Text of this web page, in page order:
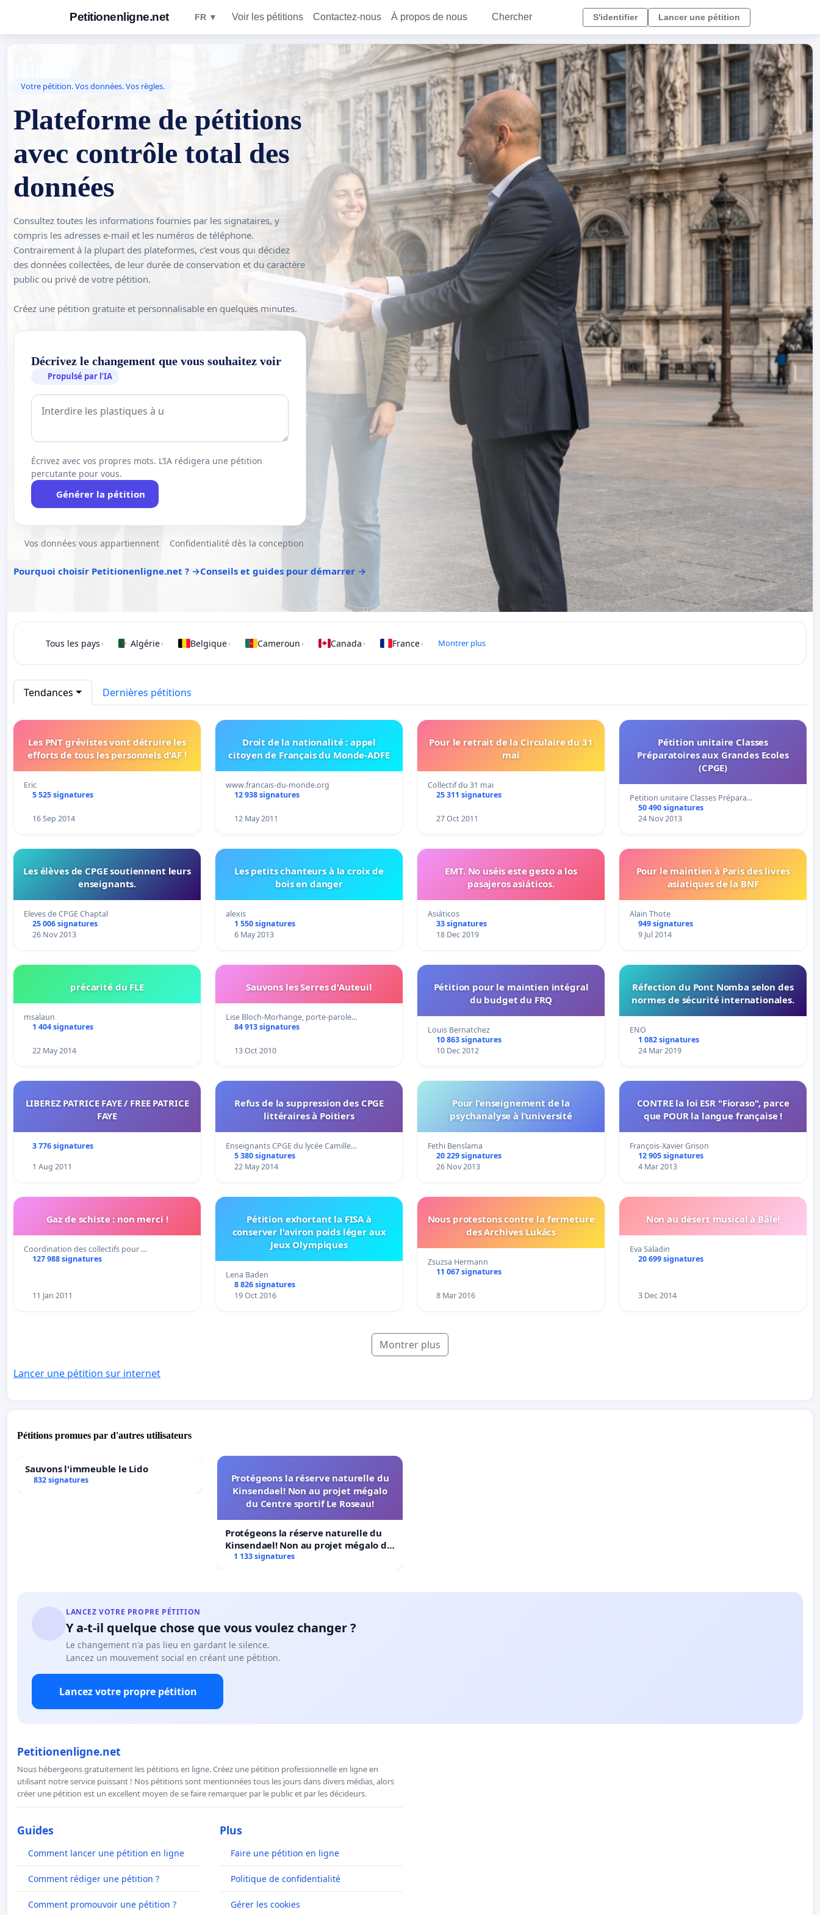
Petitionenligne.net FR ▼ Voir les pétitions Contactez-nous À propos de nous Chercher S'identifier Lancer une pétition
Votre pétition. Vos données. Vos règles.
Plateforme de pétitions
avec contrôle total des
données
Consultez toutes les informations fournies par les signataires, y
compris les adresses e-mail et les numéros de téléphone.
Contrairement à la plupart des plateformes, c’est vous qui décidez
des données collectées, de leur durée de conservation et du caractère
public ou privé de votre pétition.
Créez une pétition gratuite et personnalisable en quelques minutes.
Décrivez le changement que vous souhaitez voir
Propulsé par l’IA
Écrivez avec vos propres mots. L’IA rédigera une pétition
percutante pour vous.
Générer la pétition
Vos données vous appartiennent Confidentialité dès la conception
Pourquoi choisir Petitionenligne.net ? →Conseils et guides pour démarrer →
Tous les pays › Algérie› Belgique› Cameroun › Canada › France› Montrer plus
Tendances Dernières pétitions
Les PNT grévistes vont détruire les
efforts de tous les personnels d'AF !
Eric
5 525 signatures
16 Sep 2014
Droit de la nationalité : appel
citoyen de Français du Monde-ADFE
www.francais-du-monde.org
12 938 signatures
12 May 2011
Pour le retrait de la Circulaire du 31
mai
Collectif du 31 mai
25 311 signatures
27 Oct 2011
Pétition unitaire Classes
Préparatoires aux Grandes Ecoles
(CPGE)
Petition unitaire Classes Prépara…
50 490 signatures
24 Nov 2013
Les élèves de CPGE soutiennent leurs
enseignants.
Eleves de CPGE Chaptal
25 006 signatures
26 Nov 2013
Les petits chanteurs à la croix de
bois en danger
alexis
1 550 signatures
6 May 2013
EMT. No uséis este gesto a los
pasajeros asiáticos.
Asiáticos
33 signatures
18 Dec 2019
Pour le maintien à Paris des livres
asiatiques de la BNF
Alain Thote
949 signatures
9 Jul 2014
précarité du FLE
msalaun
1 404 signatures
22 May 2014
Sauvons les Serres d'Auteuil
Lise Bloch-Morhange, porte-parole…
84 913 signatures
13 Oct 2010
Pétition pour le maintien intégral
du budget du FRQ
Louis Bernatchez
10 863 signatures
10 Dec 2012
Réfection du Pont Nomba selon des
normes de sécurité internationales.
ENO
1 082 signatures
24 Mar 2019
LIBEREZ PATRICE FAYE / FREE PATRICE
FAYE
3 776 signatures
1 Aug 2011
Refus de la suppression des CPGE
littéraires à Poitiers
Enseignants CPGE du lycée Camille…
5 380 signatures
22 May 2014
Pour l’enseignement de la
psychanalyse à l’université
Fethi Benslama
20 229 signatures
26 Nov 2013
CONTRE la loi ESR "Fioraso", parce
que POUR la langue française !
François-Xavier Grison
12 905 signatures
4 Mar 2013
Gaz de schiste : non merci !
Coordination des collectifs pour …
127 988 signatures
11 Jan 2011
Pétition exhortant la FISA à
conserver l'aviron poids léger aux
Jeux Olympiques
Lena Baden
8 826 signatures
19 Oct 2016
Nous protestons contre la fermeture
des Archives Lukács
Zsuzsa Hermann
11 067 signatures
8 Mar 2016
Non au désert musical à Bâle!
Eva Saladin
20 699 signatures
3 Dec 2014
Montrer plus
Lancer une pétition sur internet
Pétitions promues par d'autres utilisateurs
Sauvons l'immeuble le Lido
832 signatures
Protégeons la réserve naturelle du
Kinsendael! Non au projet mégalo
du Centre sportif Le Roseau!
Protégeons la réserve naturelle du
Kinsendael! Non au projet mégalo du
Centre sportif Le Roseau!
1 133 signatures
LANCEZ VOTRE PROPRE PÉTITION
Y a-t-il quelque chose que vous voulez changer ?
Le changement n'a pas lieu en gardant le silence.
Lancez un mouvement social en créant une pétition.
Lancez votre propre pétition
Petitionenligne.net
Nous hébergeons gratuitement les pétitions en ligne. Créez une pétition professionnelle en ligne en
utilisant notre service puissant ! Nos pétitions sont mentionnées tous les jours dans divers médias, alors
créer une pétition est un excellent moyen de se faire remarquer par le public et par les décideurs.
Guides
Comment lancer une pétition en ligne
Comment rédiger une pétition ?
Comment promouvoir une pétition ?
Plus
Faire une pétition en ligne
Politique de confidentialité
Gérer les cookies